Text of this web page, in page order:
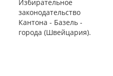
Избирательное
законодательство
Кантона - Базель -
города (Швейцария).